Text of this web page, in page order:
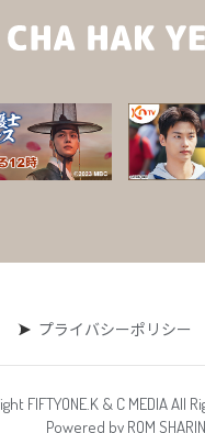
プライバシーポリシー
FIFTYONE.K & C MEDIA All
Powered by ROM